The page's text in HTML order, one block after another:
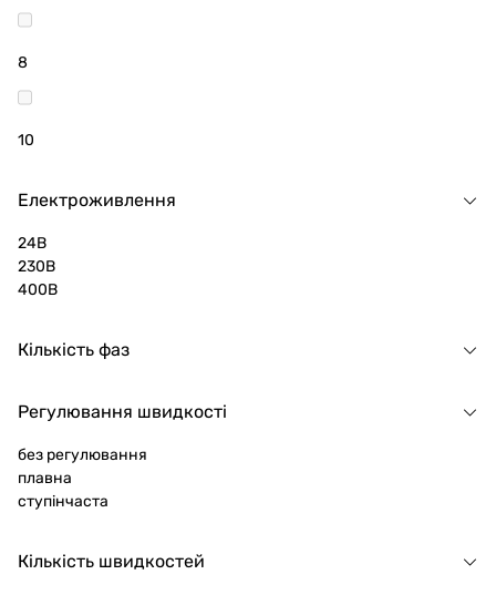
8
10
Електроживлення
24В
230В
400В
Кількість фаз
Регулювання швидкості
без регулювання
плавна
ступінчаста
Кількість швидкостей